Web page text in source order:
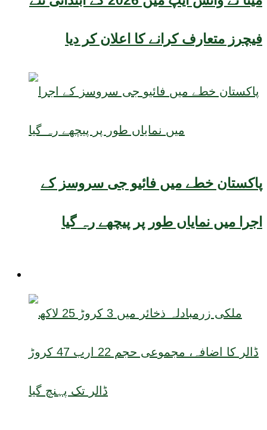
فیچرز متعارف کرانے کا اعلان کر دیا
پاکستان خطے میں فائیو جی سروسز کے
اجرا میں نمایاں طور پر پیچھے رہ گیا